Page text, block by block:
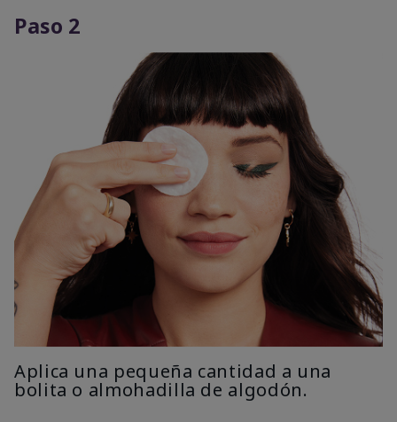
Paso 2
Aplica una pequeña cantidad a una
bolita o almohadilla de algodón.